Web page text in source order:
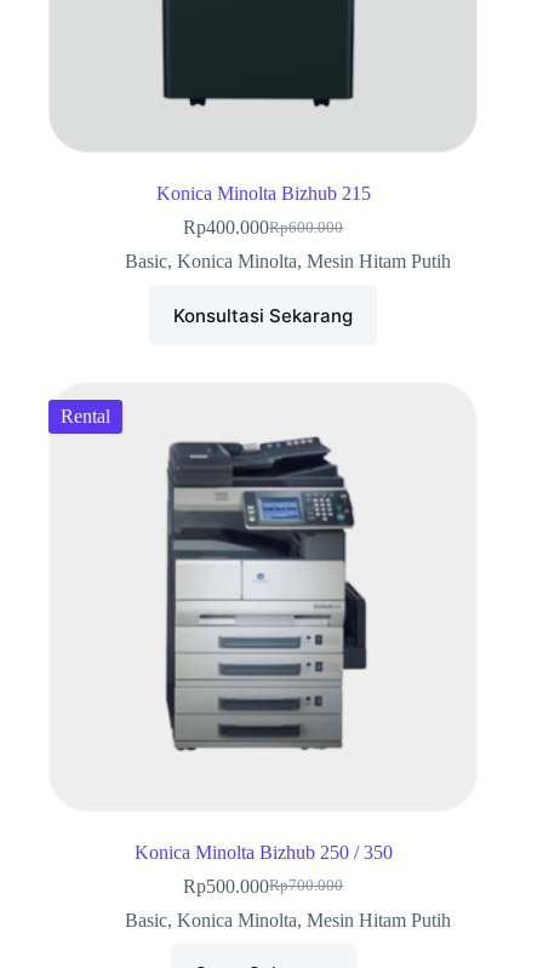
Konica Minolta Bizhub 215
Rp600.000
Harga
aslinya
Rp400.000Harga
saat
Rp400.000.
Basic, Konica Minolta, Mesin Hitam Putih
Konsultasi Sekarang
Rental
Konica Minolta Bizhub 250 / 350
Rp700.000
Harga
aslinya
Rp500.000Harga
saat
Basic, Konica Minolta, Mesin Hitam Putih